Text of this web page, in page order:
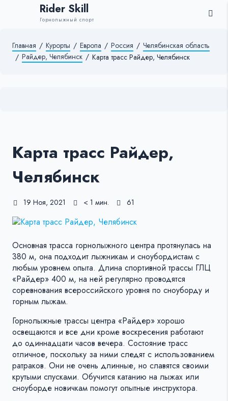
Rider Skill
Горнолыжный спорт
Главная / Курорты / Европа / Россия / Челябинская область
/ Райдер, Челябинск / Карта трасс Райдер, Челябинск
Карта трасс Райдер,
Челябинск
19 Ноя, 2021 < 1 мин. 61
Основная трасса горнолыжного центра протянулась на
380 м, она подходит лыжникам и сноубордистам с
любым уровнем опыта. Длина спортивной трассы ГЛЦ
«Райдер» 400 м, на ней регулярно проводятся
соревнования всероссийского уровня по сноуборду и
горным лыжам.
Горнолыжные трассы центра «Райдер» хорошо
освещаются и все дни кроме воскресения работают
до одиннадцати часов вечера. Состояние трасс
отличное, поскольку за ними следят с использованием
ратраков. Они не очень длинные, но славятся своими
крутыми спусками. Обучится катанию на лыжах или
сноуборде новичкам помогут опытные инструктора.